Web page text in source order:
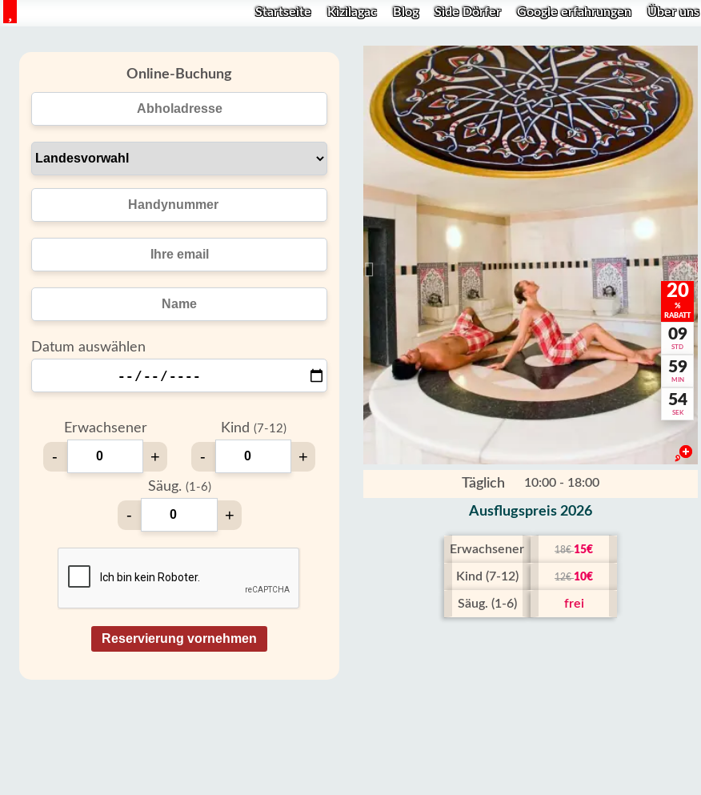
Startseite Kizilagac Blog Side Dörfer Google erfahrungen Über uns
20
%
RABATT
09
STD
59
MIN
52
SEK
Täglich 10:00 - 18:00
Ausflugspreis 2026
Erwachsener 18€15€
Kind (7-12) 12€10€
Säug. (1-6) frei
Online-Buchung
Datum auswählen
Erwachsener
- +
Kind (7-12)
- +
Säug. (1-6)
- +
Reservierung vornehmen